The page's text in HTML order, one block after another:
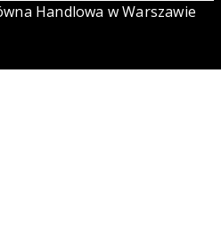
Handlowa w Warszawie